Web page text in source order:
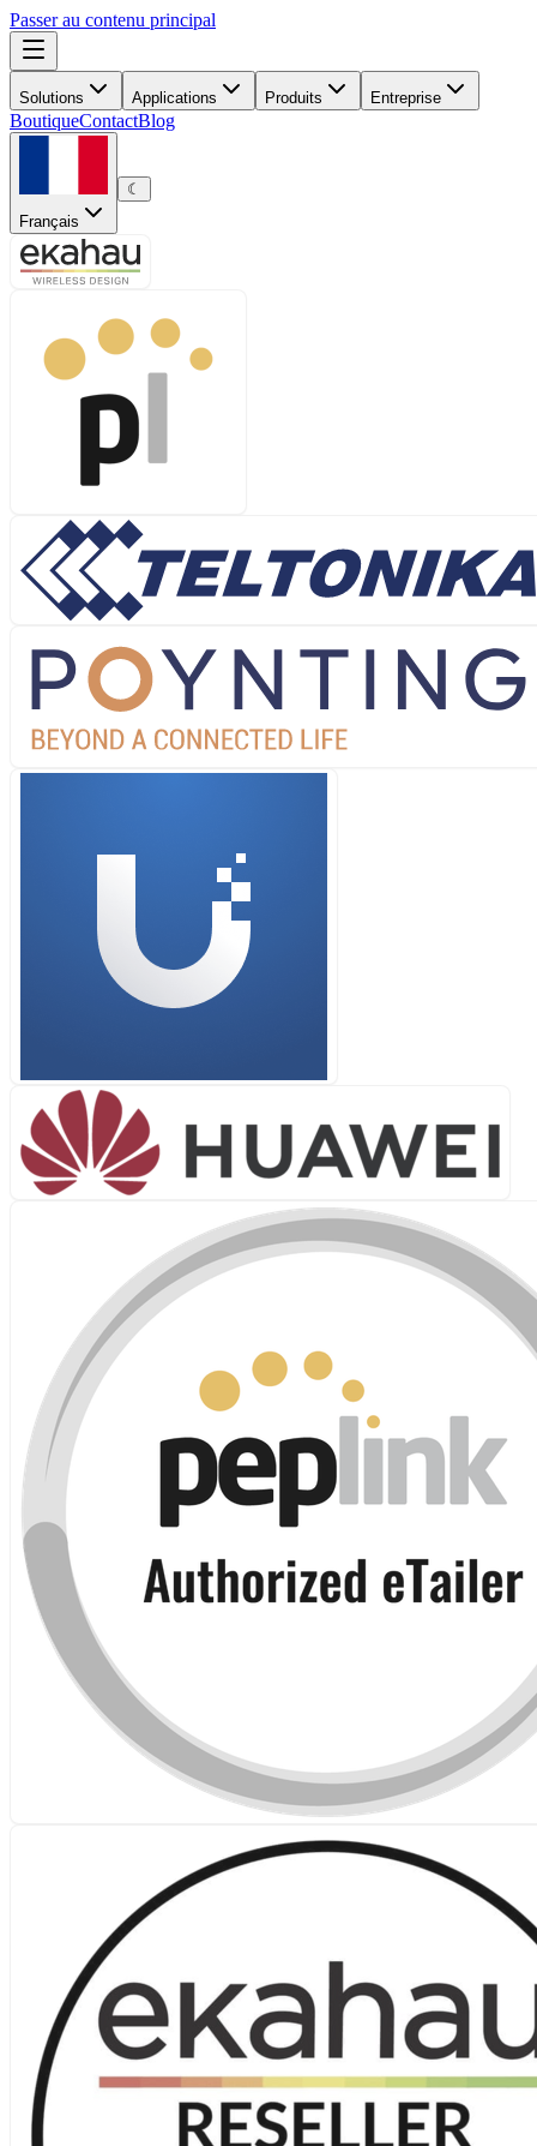
Passer au contenu principal
Solutions Applications Produits Entreprise
BoutiqueContactBlog
Français
☾